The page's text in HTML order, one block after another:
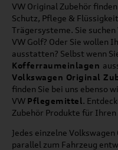
VW Original Zubehör
Schutz, Pflege &
Trägersysteme. Sie suchen
VW Golf? Oder Sie wollen
ausstatten? Selbst wenn
Kofferraumeinlagen
Volkswagen Original
finden Sie bei uns ebenso
VW Pflegemittel.
Zubehör Produkte für Ihren
Jedes einzelne
parallel zum Fahrzeug